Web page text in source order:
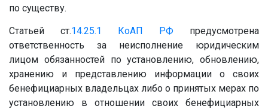
по существу.
Статьей ст.14.25.1 КоАП РФ предусмотрена
ответственность за неисполнение юридическим
лицом обязанностей по установлению, обновлению,
хранению и представлению информации о своих
бенефициарных владельцах либо о принятых мерах по
установлению в отношении своих бенефициарных